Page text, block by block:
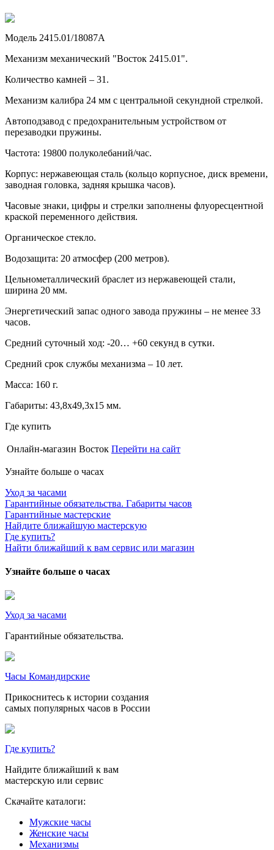
Модель 2415.01/18087А
Механизм механический "Восток 2415.01".
Количество камней – 31.
Механизм калибра 24 мм с центральной секундной стрелкой.
Автоподзавод с предохранительным устройством от
перезаводки пружины.
Частота: 19800 полуколебаний/час.
Корпус: нержавеющая сталь (кольцо корпусное, диск времени,
заводная головка, задняя крышка часов).
Часовые знаки, цифры и стрелки заполнены флуоресцентной
краской переменного действия.
Органическое стекло.
Водозащита: 20 атмосфер (200 метров).
Цельнометаллический браслет из нержавеющей стали,
ширина 20 мм.
Энергетический запас одного завода пружины – не менее 33
часов.
Средний суточный ход: -20… +60 секунд в сутки.
Средний срок службы механизма – 10 лет.
Масса: 160 г.
Габариты: 43,8х49,3х15 мм.
Где купить
Онлайн-магазин Восток Перейти на сайт
Узнайте больше о часах
Уход за часами
Гарантийные обязательства. Габариты часов
Гарантийные мастерские
Найдите ближайшую мастерскую
Где купить?
Найти ближайший к вам сервис или магазин
Узнайте больше о часах
Уход за часами
Гарантийные обязательства.
Часы Командирские
Прикоснитесь к истории создания
самых популярных часов в России
Где купить?
Найдите ближайший к вам
мастерскую или сервис
Скачайте каталоги:
Мужские часы
Женские часы
Механизмы